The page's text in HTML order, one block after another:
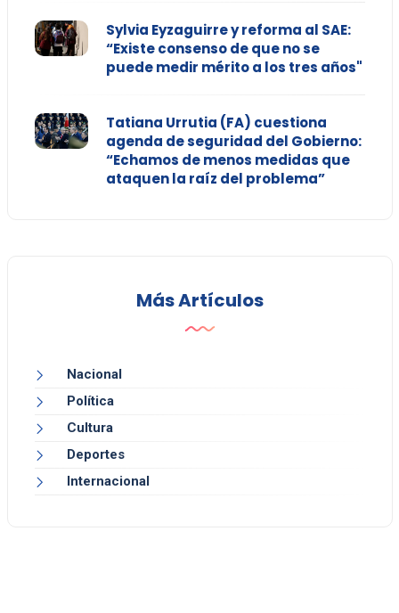
Sylvia Eyzaguirre y reforma al SAE:
“Existe consenso de que no se
puede medir mérito a los tres años"
Tatiana Urrutia (FA) cuestiona
agenda de seguridad del Gobierno:
“Echamos de menos medidas que
ataquen la raíz del problema”
Más Artículos
Nacional
Política
Cultura
Deportes
Internacional